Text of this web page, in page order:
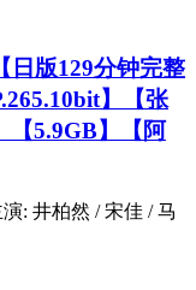
日版129分钟完整
】【张
【5.9GB】【阿
: 井柏然 / 宋佳 / 马